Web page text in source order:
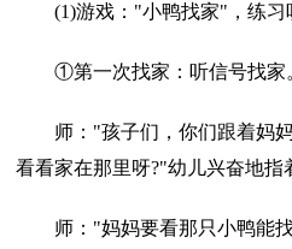
(1)游戏："小鸭找家"，练习
①第一次找家：听信号找家
师："孩子们，你们跟着妈妈
看看家在那里呀?"幼儿兴奋地指
师："妈妈要看那只小鸭能找